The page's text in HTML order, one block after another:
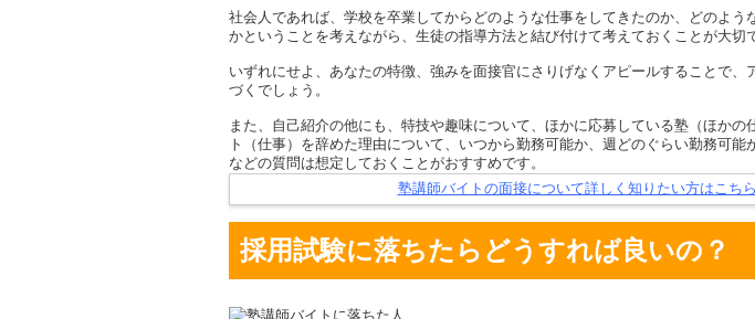
社会人であれば、学校を卒業してからどのような仕事をしてきたのか、どのよう
かということを考えながら、生徒の指導方法と結び付けて考えておくことが大切
いずれにせよ、あなたの特徴、強みを面接官にさりげなくアピールすることで、
づくでしょう。
また、自己紹介の他にも、特技や趣味について、ほかに応募している塾（ほかの
ト（仕事）を辞めた理由について、いつから勤務可能か、週どのぐらい勤務可能
などの質問は想定しておくことがおすすめです。
塾講師バイトの面接について詳しく知りたい方はこちら
採用試験に落ちたらどうすれば良いの？